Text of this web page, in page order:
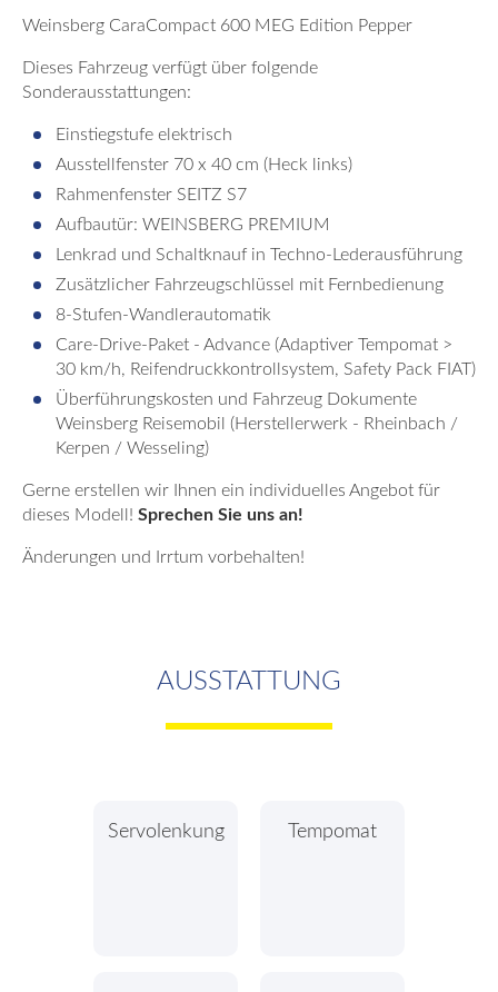
Weinsberg CaraCompact 600 MEG Edition Pepper
Dieses Fahrzeug verfügt über folgende
Sonderausstattungen:
Einstiegstufe elektrisch
Ausstellfenster 70 x 40 cm (Heck links)
Rahmenfenster SEITZ S7
Aufbautür: WEINSBERG PREMIUM
Lenkrad und Schaltknauf in Techno-Lederausführung
Zusätzlicher Fahrzeugschlüssel mit Fernbedienung
8-Stufen-Wandlerautomatik
Care-Drive-Paket - Advance (Adaptiver Tempomat >
30 km/h, Reifendruckkontrollsystem, Safety Pack FIAT)
Überführungskosten und Fahrzeug Dokumente
Weinsberg Reisemobil (Herstellerwerk - Rheinbach /
Kerpen / Wesseling)
Gerne erstellen wir Ihnen ein individuelles Angebot für
dieses Modell! Sprechen Sie uns an!
Änderungen und Irrtum vorbehalten!
AUSSTATTUNG
Servolenkung Tempomat